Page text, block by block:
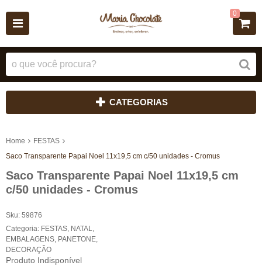
0
CATEGORIAS
Home
FESTAS
Saco Transparente Papai Noel 11x19,5 cm c/50 unidades - Cromus
Saco Transparente Papai Noel 11x19,5 cm
c/50 unidades - Cromus
Sku: 59876
Categoria: FESTAS NATAL
EMBALAGENS PANETONE
DECORAÇÃO
Produto Indisponível